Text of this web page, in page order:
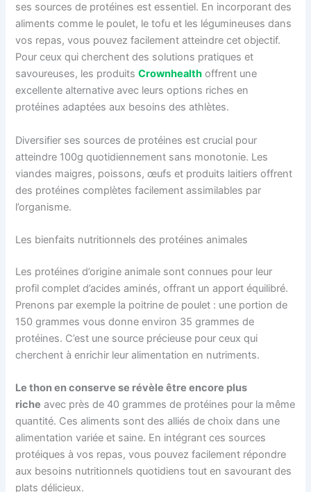
ses sources de protéines est essentiel. En incorporant des
aliments comme le poulet, le tofu et les légumineuses dans
vos repas, vous pouvez facilement atteindre cet objectif.
Pour ceux qui cherchent des solutions pratiques et
savoureuses, les produitsCrownhealth offrent une
excellente alternative avec leurs options riches en
protéines adaptées aux besoins des athlètes.
Diversifier ses sources de protéines est crucial pour
atteindre 100g quotidiennement sans monotonie. Les
viandes maigres, poissons, œufs et produits laitiers offrent
des protéines complètes facilement assimilables par
l’organisme.
Les bienfaits nutritionnels des protéines animales
Les protéines d’origine animale sont connues pour leur
profil complet d’acides aminés, offrant un apport équilibré.
Prenons par exemple la poitrine de poulet : une portion de
150 grammes vous donne environ 35 grammes de
protéines. C’est une source précieuse pour ceux qui
cherchent à enrichir leur alimentation en nutriments.
Le thon en conserve se révèle être encore plus
riche avec près de 40 grammes de protéines pour la même
quantité. Ces aliments sont des alliés de choix dans une
alimentation variée et saine. En intégrant ces sources
protéiques à vos repas, vous pouvez facilement répondre
aux besoins nutritionnels quotidiens tout en savourant des
plats délicieux.